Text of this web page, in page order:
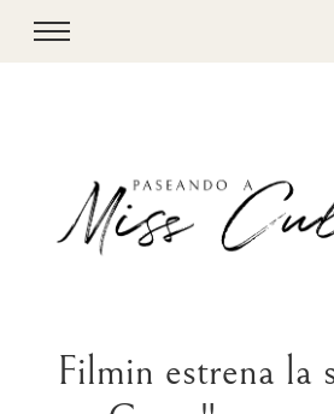
Filmin estrena la